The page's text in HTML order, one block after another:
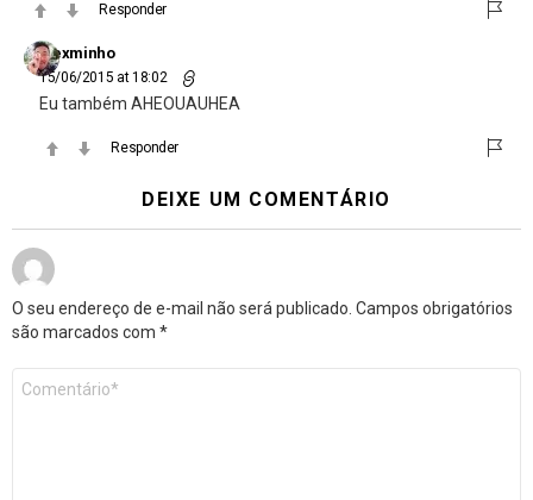
Responder
alexminho
15/06/2015 at 18:02
Eu também AHEOUAUHEA
Responder
DEIXE UM COMENTÁRIO
O seu endereço de e-mail não será publicado. Campos obrigatórios
são marcados com *